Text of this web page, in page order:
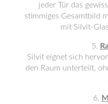
jeder Tür das
stimmiges Gesamtbild
mit Silvit-
Silvit eignet sich
den Raum unterteilt,